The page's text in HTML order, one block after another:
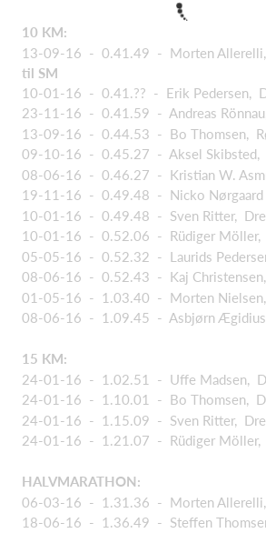
10 KM:
13-09-16 - 0.41.49 - Morten
til SM
10-01-16 - 0.41.?? - Erik Pedersen,
23-11-16 - 0.41.59 - Andreas
13-09-16 - 0.44.53 - Bo Thomsen,
09-10-16 - 0.45.27 - Aksel Skibsted,
08-06-16 - 0.46.27 - Kristian W.
19-11-16 - 0.49.48 - Nicko Nørgaard
10-01-16 - 0.49.48 - Sven Ritter,
10-01-16 - 0.52.06 - Rüdiger Möller,
05-05-16 - 0.52.32 - Laurids
08-06-16 - 0.52.43 - Kaj
01-05-16 - 1.03.40 - Morten Nielsen,
08-06-16 - 1.09.45 - Asbjørn
15 KM:
24-01-16 - 1.02.51 - Uffe Madsen,
24-01-16 - 1.10.01 - Bo Thomsen,
24-01-16 - 1.15.09 - Sven Ritter,
24-01-16 - 1.21.07 - Rüdiger Möller,
HALVMARATHON:
06-03-16 - 1.31.36 - Morten
18-06-16 - 1.36.49 - Steffen